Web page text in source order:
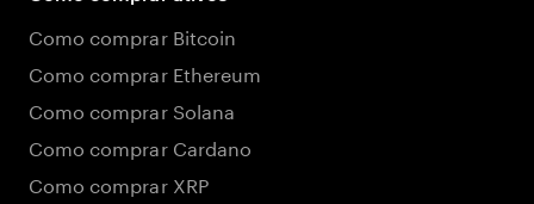
Como comprar Bitcoin
Como comprar Ethereum
Como comprar Solana
Como comprar Cardano
Como comprar XRP